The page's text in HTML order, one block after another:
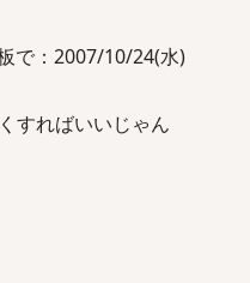
で：2007/10/24(水)
すればいいじゃん